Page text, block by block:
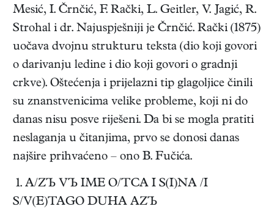
Mesić, I. Črnčić, F. Rački, L. Geitler, V. Jagić, R.
Strohal i dr. Najuspješniji je Črnčić. Rački (1875)
uočava dvojnu strukturu teksta (dio koji govori
o darivanju ledine i dio koji govori o gradnji
crkve). Oštećenja i prijelazni tip glagoljice činili
su znanstvenicima velike probleme, koji ni do
danas nisu posve riješeni. Da bi se mogla pratiti
neslaganja u čitanjima, prvo se donosi danas
najšire prihvaćeno – ono B. Fučića.
1. A/ZЪ VЪ IME O/TCA I S(I)NA /I
S/V(E)TAGO DUHA AZЪ